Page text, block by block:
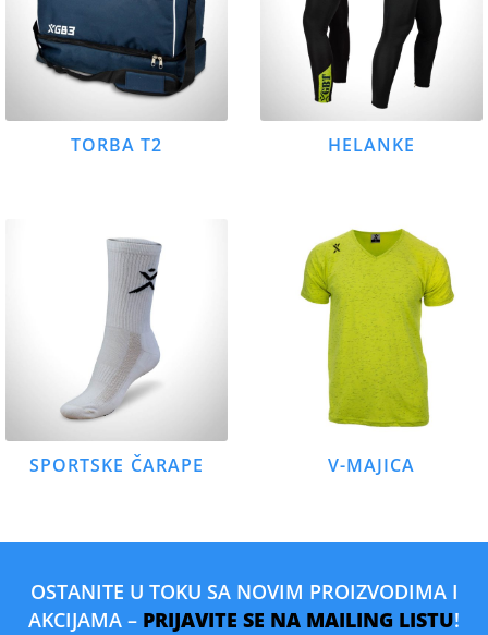
TORBA T2 HELANKE
SPORTSKE ČARAPE V-MAJICA
OSTANITE U TOKU SA NOVIM PROIZVODIMA I
AKCIJAMA – PRIJAVITE SE NA MAILING LISTU!